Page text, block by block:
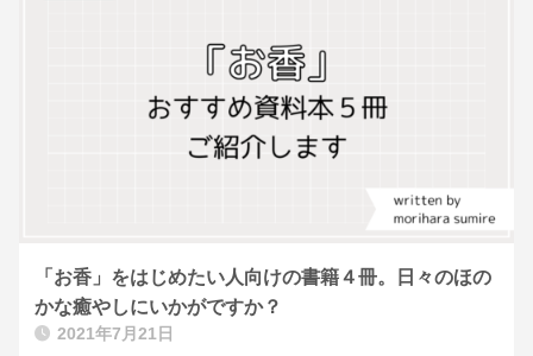
「お香」をはじめたい人向けの書籍４冊。日々のほの
かな癒やしにいかがですか？
2021年7月21日